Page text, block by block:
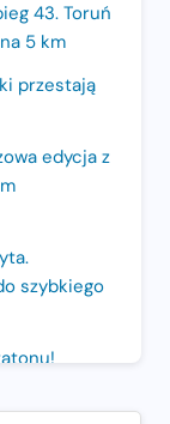
43. Toruń
5 km
przestają
edycja z
szybkiego